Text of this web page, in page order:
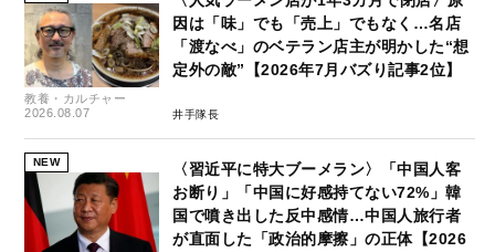
教養・カルチャー
2026.08.07
因は「味」でも「売上」でもなく…名店
「渡なべ」のベテラン店主が明かした“想
定外の敵”【2026年7月バズり記事2位】
井手隊長
NEW
〈習近平に特大ブーメラン〉「中国人客
お断り」「中国に好感持てない72%」韓
国で噴き出した反中感情…中国人旅行者
が直面した「政治的摩擦」の正体【2026